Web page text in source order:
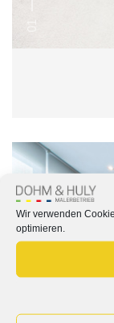
Wir verwenden
optimieren.